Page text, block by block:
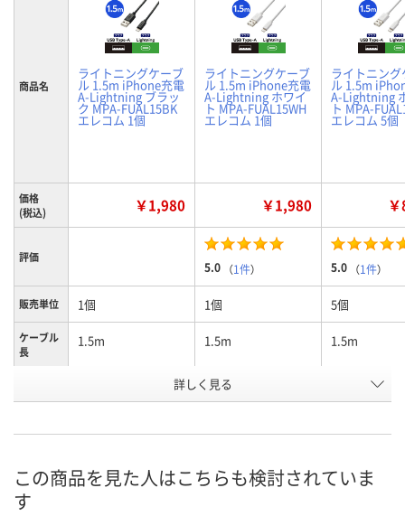
商品名
ライトニングケーブ
ル 1.5m iPhone充電
A-Lightning ブラッ
ク MPA-FUAL15BK
エレコム 1個
ライトニングケーブ
ル 1.5m iPhone充電
A-Lightning ホワイ
ト MPA-FUAL15WH
エレコム 1個
ライトニン
ル 1.5m
A-Lightning
ト MPA-
エレコム 5個
価格
(税込)
￥1,980 ￥1,980
評価
5.0 （1件） 5.0 （1件）
販売単位 1個 1個 5個
ケーブル
長
1.5m 1.5m 1.5m
ホワイト ホワイト
号
お届け日
詳しく見る
この商品を見た人はこちらも検討されていま
す